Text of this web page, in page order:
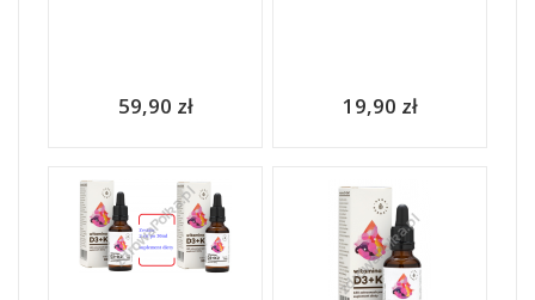
59,90 zł 19,90 zł